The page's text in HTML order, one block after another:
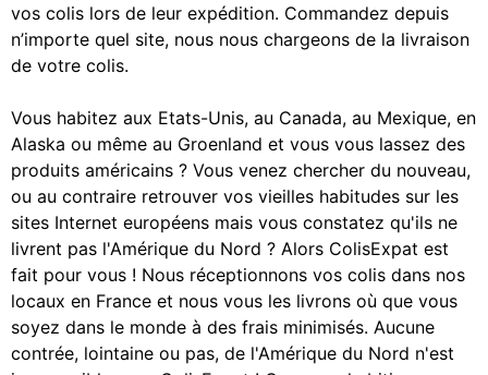
vos colis lors de leur expédition. Commandez depuis
n’importe quel site, nous nous chargeons de la livraison
de votre colis.
Vous habitez aux Etats-Unis, au Canada, au Mexique, en
Alaska ou même au Groenland et vous vous lassez des
produits américains ? Vous venez chercher du nouveau,
ou au contraire retrouver vos vieilles habitudes sur les
sites Internet européens mais vous constatez qu'ils ne
livrent pas l'Amérique du Nord ? Alors ColisExpat est
fait pour vous ! Nous réceptionnons vos colis dans nos
locaux en France et nous vous les livrons où que vous
soyez dans le monde à des frais minimisés. Aucune
contrée, lointaine ou pas, de l'Amérique du Nord n'est